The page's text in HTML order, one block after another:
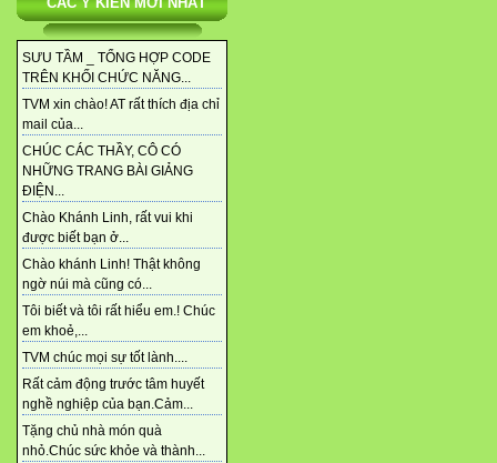
SƯU TẦM _ TỔNG HỢP CODE
TRÊN KHỐI CHỨC NĂNG...
TVM xin chào! AT rất thích địa chỉ
mail của...
CHÚC CÁC THẦY, CÔ CÓ
NHỮNG TRANG BÀI GIẢNG
ĐIỆN...
Chào Khánh Linh, rất vui khi
được biết bạn ở...
Chào khánh Linh! Thật không
ngờ núi mà cũng có...
Tôi biết và tôi rất hiểu em.! Chúc
em khoẻ,...
TVM chúc mọi sự tốt lành....
Rất cảm động trước tâm huyết
nghề nghiệp của bạn.Cảm...
Tặng chủ nhà món quà
nhỏ.Chúc sức khỏe và thành...